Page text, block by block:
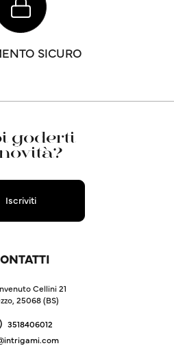
SICURO
goderti
Iscriviti
Cellini 21
25068 (BS)
3518406012